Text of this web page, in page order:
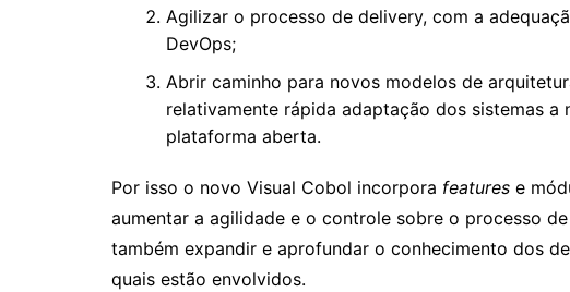
Agilizar o processo de delivery, com a
DevOps;
Abrir caminho para novos modelos de
relativamente rápida adaptação dos sistemas a
plataforma aberta.
Por isso o novo Visual Cobol incorpora features e
aumentar a agilidade e o controle sobre o processo
também expandir e aprofundar o conhecimento dos
quais estão envolvidos.